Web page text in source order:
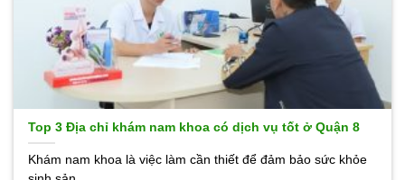
Top 3 Địa chỉ khám nam khoa có dịch vụ tốt ở Quận 8
Khám nam khoa là việc làm cần thiết để đảm bảo sức khỏe